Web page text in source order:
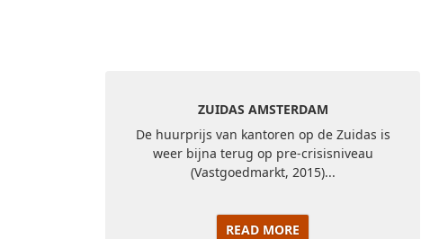
ZUIDAS AMSTERDAM
De huurprijs van kantoren op de Zuidas is
weer bijna terug op pre-crisisniveau
(Vastgoedmarkt, 2015)...
READ MORE